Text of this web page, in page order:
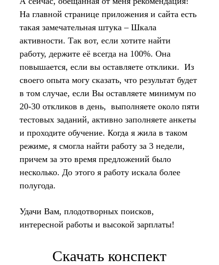
На главной странице приложения и сайта есть
такая замечательная штука – Шкала
активности. Так вот, если хотите найти
работу, держите её всегда на 100%. Она
повышается, если вы оставляете отклики. Из
своего опыта могу сказать, что результат будет
в том случае, если Вы оставляете минимум по
20-30 откликов в день, выполняете около пяти
тестовых заданий, активно заполняете анкеты
и проходите обучение. Когда я жила в таком
режиме, я смогла найти работу за 3 недели,
причем за это время предложений было
несколько. До этого я работу искала более
полугода.
Удачи Вам, плодотворных поисков,
интересной работы и высокой зарплаты!
Скачать конспект